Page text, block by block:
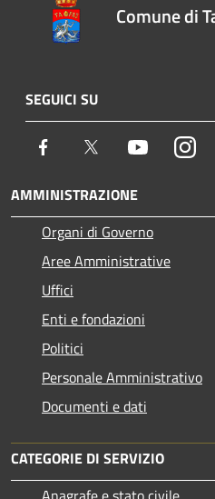
Comune di
SEGUICI SU
Facebook Twitter Youtube
AMMINISTRAZIONE
Organi di Governo
Aree Amministrative
Uffici
Enti e fondazioni
Politici
Personale Amministrativo
Documenti e dati
CATEGORIE DI SERVIZIO